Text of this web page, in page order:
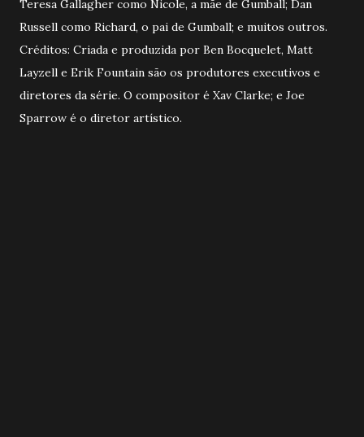
Teresa Gallagher como Nicole, a mãe de Gumball; Dan
Russell como Richard, o pai de Gumball; e muitos outros.
Créditos: Criada e produzida por Ben Bocquelet, Matt
Layzell e Erik Fountain são os produtores executivos e
diretores da série. O compositor é Xav Clarke; e Joe
Sparrow é o diretor artístico.